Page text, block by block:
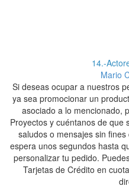
14.-
Mario
Si deseas ocupar a nuestros
ya sea promocionar un
asociado a lo mencionado,
Proyectos y cuéntanos de que
saludos o mensajes sin
espera unos segundos hasta
personalizar tu pedido.
Tarjetas de Crédito en